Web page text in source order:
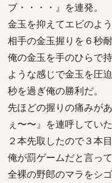
ブ・・・・』を連発。
金玉を抑えてエビのよう
相手の金玉握りを６秒
俺の金玉を手のひらで
ような感じで金玉を
秒を過ぎ俺の勝利だ。
先ほどの握りの痛みが
ぇ〜〜』を連呼していた
２本先取したので３本
俺が罰ゲームだと言って
全裸の野郎のマラをシ